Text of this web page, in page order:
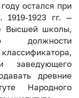
остался при
1919-1923 гг. —
Высшей школы,
должности
заведующего
древние
Народного